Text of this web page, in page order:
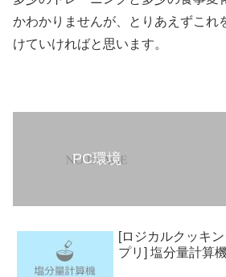
かわかりませんが、とりあえずこれ
けていければと思います。
PC環境
[ロジカルクッキ
プリ] 塩分量計算